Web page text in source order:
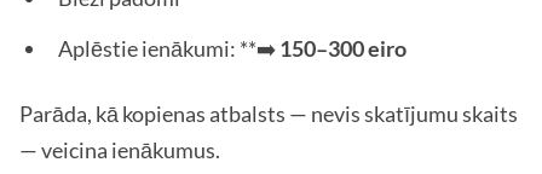
Aplēstie ienākumi: **➡️150–300 eiro
Parāda, kā kopienas atbalsts — nevis skatījumu skaits
— veicina ienākumus.